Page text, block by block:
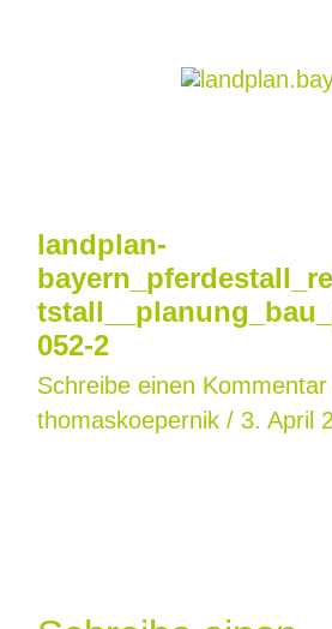
landplan-
052-2
Schreibe einen Kommentar
thomaskoepernik / 3. April